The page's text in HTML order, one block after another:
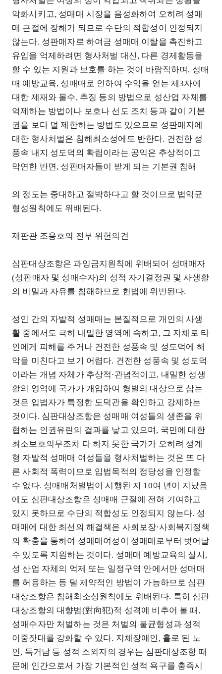
악화시키고, 성매매 시장을 음성화하여 오히려 성매
매 근절에 장해가 되므로 수단의 적합성이 인정되지
않는다. 성판매자로 하여금 성매매 이탈을 촉진하고
유입을 억제하려면 형사처벌 대신, 다른 경제활동을
할 수 있는 지원과 보호를 하는 것이 바람직하며, 성매
매 예방교육, 성매매로 인하여 수익을 얻는 제3자에
대한 제재와 몰수, 추징 등의 방법으로 성산업 자체를
억제하는 방법이나 보호나 선도 조치 등과 같이 기본
권을 보다 덜 제한하는 방법도 있으므로 성판매자에
대한 형사처벌은 침해최소성에도 반한다. 건전한 성
풍속 내지 성도덕의 확립이라는 공익은 추상적이고
막연한 반면, 성판매자들이 받게 되는 기본권 침해
의 정도는 중대하고 절박하다고 할 것이므로 법익균
형성원칙에도 위배된다.
재판관 조용호의 전부 위헌의견
심판대상조항은 과잉금지원칙에 위배되어 성매매자
(성판매자 및 성매수자)의 성적 자기결정권 및 사생활
의 비밀과 자유를 침해하므로 헌법에 위반된다.
성인 간의 자발적 성매매는 본질적으로 개인의 사생
활 중에서도 극히 내밀한 영역에 속하고, 그 자체로 타
인에게 피해를 주거나 건전한 성풍속 및 성도덕에 해
악을 미친다고 보기 어렵다. 건전한 성풍속 및 성도덕
이라는 개념 자체가 추상적⋅관념적이고, 내밀한 성생
활의 영역에 국가가 개입하여 형벌의 대상으로 삼는
것은 입법자가 특정한 도덕관을 확인하고 강제하는
것이다. 심판대상조항은 성매매 여성들의 생존을 위
협하는 인권유린의 결과를 낳고 있으며, 국민에 대한
최소보호의무조차 다 하지 못한 국가가 오히려 생계
형 자발적 성매매 여성들을 형사처벌하는 것은 또 다
른 사회적 폭력이므로 입법목적의 정당성을 인정할
수 없다. 성매매처벌법이 시행된 지 10여 년이 지났음
에도 심판대상조항은 성매매 근절에 전혀 기여하고
있지 못하므로 수단의 적합성도 인정되지 않는다. 성
매매에 대한 최선의 해결책은 사회보장⋅사회복지정책
의 확충을 통하여 성매매여성이 성매매로부터 벗어날
수 있도록 지원하는 것이다. 성매매 예방교육의 실시,
성 산업 자체의 억제 또는 일정구역 안에서만 성매매
를 허용하는 등 덜 제약적인 방법이 가능하므로 심판
대상조항은 침해최소성원칙에도 위배된다. 특히 심판
대상조항의 대향범(對向犯)적 성격에 비추어 볼 때,
성매수자만 처벌하는 것은 처벌의 불균형성과 성적
이중잣대를 강화할 수 있다. 지체장애인, 홀로 된 노
인, 독거남 등 성적 소외자의 경우는 심판대상조항 때
문에 인간으로서 가장 기본적인 성적 욕구를 충족시